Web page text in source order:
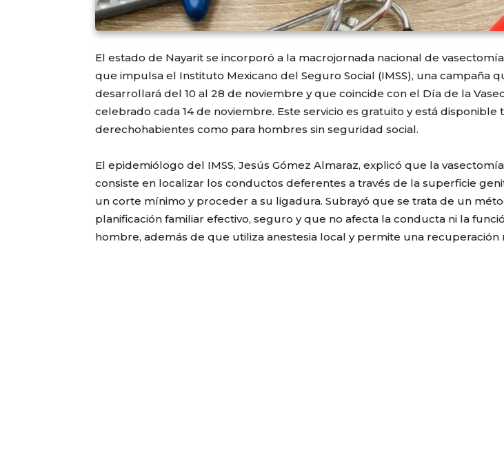
El estado de Nayarit se incorporó a la macrojornada nacional de
que impulsa el Instituto Mexicano del Seguro Social (IMSS), una campaña
desarrollará del 10 al 28 de noviembre y que coincide con el Día de la
celebrado cada 14 de noviembre. Este servicio es gratuito y está disponible
derechohabientes como para hombres sin seguridad social.
El epidemiólogo del IMSS, Jesús Gómez Almaraz, explicó que la
consiste en localizar los conductos deferentes a través de la superficie
un corte mínimo y proceder a su ligadura. Subrayó que se trata de un
planificación familiar efectivo, seguro y que no afecta la conducta ni la
hombre, además de que utiliza anestesia local y permite una recuperación